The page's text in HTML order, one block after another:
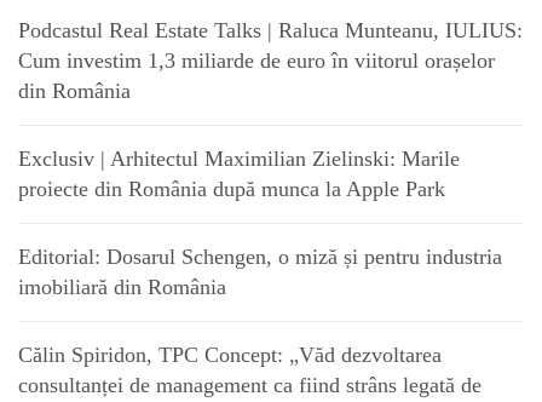
Podcastul Real Estate Talks | Raluca Munteanu, IULIUS:
Cum investim 1,3 miliarde de euro în viitorul orașelor
din România
Exclusiv | Arhitectul Maximilian Zielinski: Marile
proiecte din România după munca la Apple Park
Editorial: Dosarul Schengen, o miză și pentru industria
imobiliară din România
Călin Spiridon, TPC Concept: „Văd dezvoltarea
consultanței de management ca fiind strâns legată de